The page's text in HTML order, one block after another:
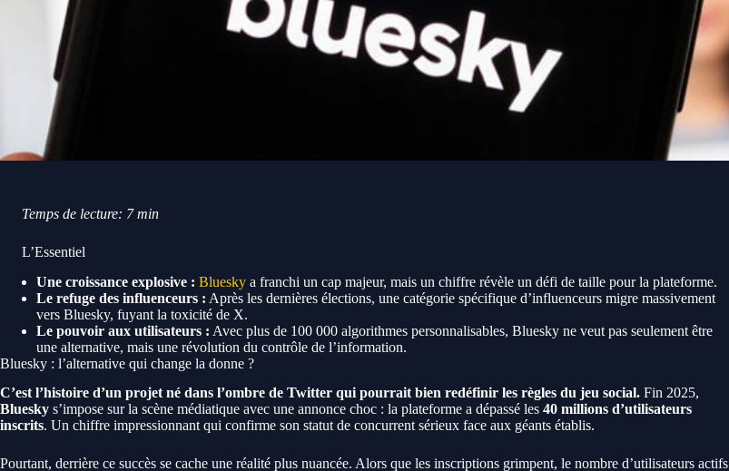
Temps de lecture: 7 min
L’Essentiel
Une croissance explosive : Bluesky a franchi un cap majeur, mais un chiffre révèle un défi de taille pour la plateforme.
Le refuge des influenceurs : Après les dernières élections, une catégorie spécifique d’influenceurs migre massivement
vers Bluesky, fuyant la toxicité de X.
Le pouvoir aux utilisateurs : Avec plus de 100 000 algorithmes personnalisables, Bluesky ne veut pas seulement être
une alternative, mais une révolution du contrôle de l’information.
Bluesky : l’alternative qui change la donne ?
C’est l’histoire d’un projet né dans l’ombre de Twitter qui pourrait bien redéfinir les règles du jeu social. Fin 2025,
Bluesky s’impose sur la scène médiatique avec une annonce choc : la plateforme a dépassé les 40 millions d’utilisateurs
inscrits. Un chiffre impressionnant qui confirme son statut de concurrent sérieux face aux géants établis.
Pourtant, derrière ce succès se cache une réalité plus nuancée. Alors que les inscriptions grimpent, le nombre d’utilisateurs actifs